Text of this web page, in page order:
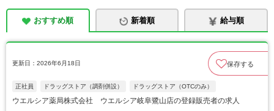
おすすめ順 新着順 給与順
更新日：2026年6月18日 保存する
正社員 ドラッグストア（調剤併設） ドラッグストア（OTCのみ）
ウエルシア薬局株式会社 ウエルシア岐阜鷺山店の登録販売者の求人